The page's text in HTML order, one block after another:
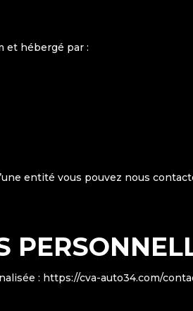
et hébergé par :
entité vous pouvez nous
: https://cva-auto34.com/